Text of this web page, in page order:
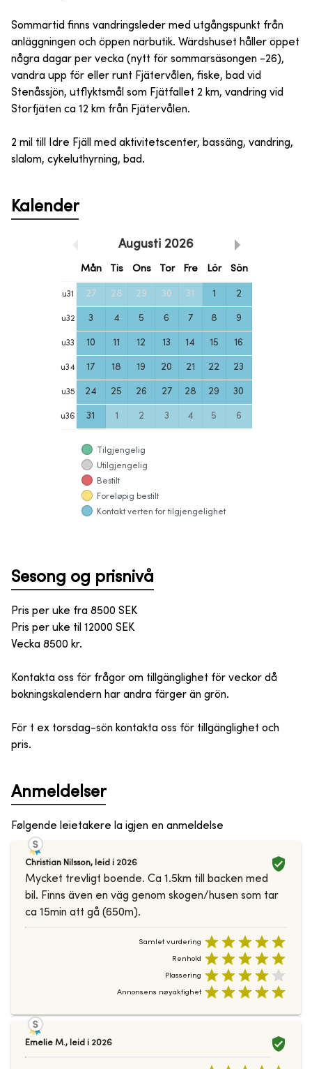
Sommartid finns vandringsleder med utgångspunkt från
anläggningen och öppen närbutik. Wärdshuset håller öppet
några dagar per vecka (nytt för sommarsäsongen -26),
vandra upp för eller runt Fjätervålen, fiske, bad vid
Stenåssjön, utflyktsmål som Fjätfallet 2 km, vandring vid
Storfjäten ca 12 km från Fjätervålen.
2 mil till Idre Fjäll med aktivitetscenter, bassäng, vandring,
slalom, cykeluthyrning, bad.
Kalender
Augusti 2026
Mån Tis Ons Tor Fre Lör Sön
u31 27 28 29 30 31 1 2
u32 3 4 5 6 7 8 9
u33 10 11 12 13 14 15 16
u34 17 18 19 20 21 22 23
u35 24 25 26 27 28 29 30
u36 31 1 2 3 4 5 6
Tilgjengelig
Utilgjengelig
Bestilt
Foreløpig bestilt
Kontakt verten for tilgjengelighet
Sesong og prisnivå
Pris per uke fra 8500 SEK
Pris per uke til 12000 SEK
Vecka 8500 kr.
Kontakta oss för frågor om tillgänglighet för veckor då
bokningskalendern har andra färger än grön.
För t ex torsdag-sön kontakta oss för tillgänglighet och
pris.
Anmeldelser
Følgende leietakere la igjen en anmeldelse
Christian Nilsson, leid i 2026
Mycket trevligt boende. Ca 1.5km till backen med
bil. Finns även en väg genom skogen/husen som tar
ca 15min att gå (650m).
Samlet vurdering
Renhold
Plassering
Annonsens nøyaktighet
Emelie M., leid i 2026